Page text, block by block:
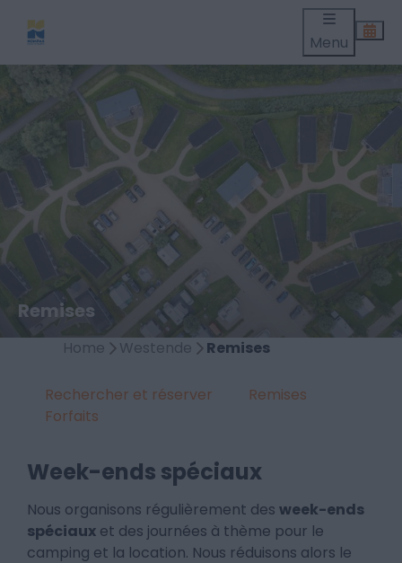
Menu
Remises
Home Westende Remises
Rechercher et réserver
Remises
Forfaits
Week-ends spéciaux
Nous organisons régulièrement desweek-ends
spéciaux et des journées à thème pour le
camping et la location. Nous réduisons alors le